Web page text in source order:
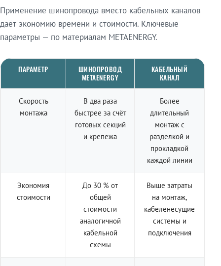
Применение шинопровода вместо кабельных каналов
даёт экономию времени и стоимости. Ключевые
параметры — по материалам METAENERGY.
ПАРАМЕТР
ШИНОПРОВОД
METAENERGY
КАБЕЛЬНЫЙ
КАНАЛ
Скорость
монтажа
В два раза
быстрее за счёт
готовых секций
и крепежа
Более
длительный
монтаж с
разделкой и
прокладкой
каждой линии
Экономия
стоимости
До 30 % от
общей
стоимости
аналогичной
кабельной
схемы
Выше затраты
на монтаж,
кабеленесущие
системы и
подключения